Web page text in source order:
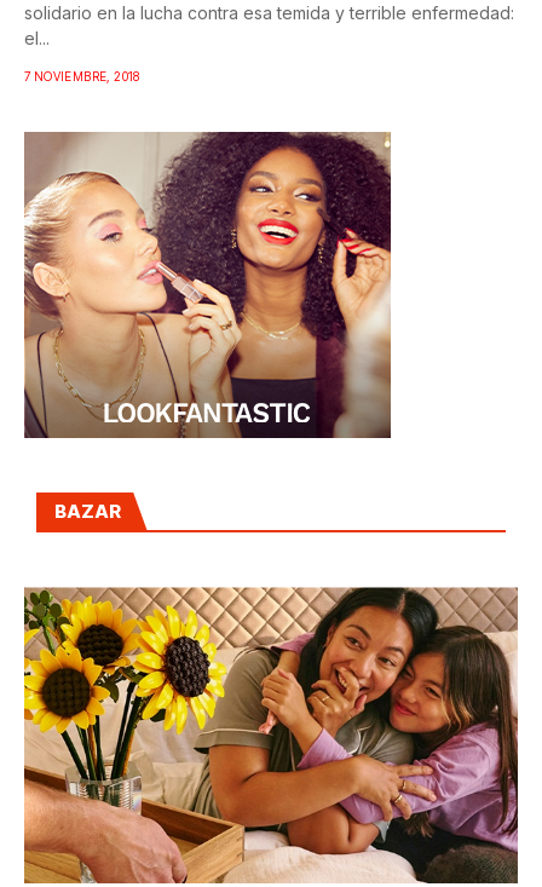
solidario en la lucha contra esa temida y terrible enfermedad:
el...
7 NOVIEMBRE, 2018
BAZAR